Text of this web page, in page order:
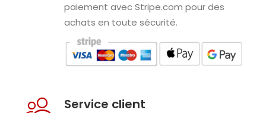
paiement avec Stripe.com pour des
achats en toute sécurité.
Service client